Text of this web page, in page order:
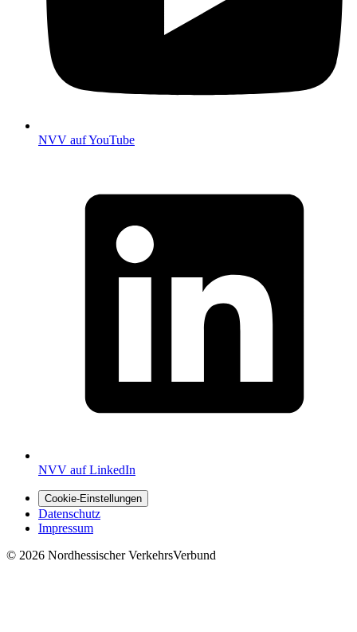
NVV auf YouTube
NVV auf LinkedIn
Cookie-Einstellungen
Datenschutz
Impressum
© 2026 Nordhessischer VerkehrsVerbund